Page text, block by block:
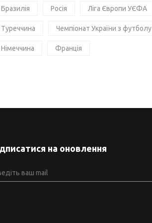
Бразилія Росія Ліга Європи УЄФА
Туреччина Чемпіонат України з футболу
Німеччина Франція
на оновлення